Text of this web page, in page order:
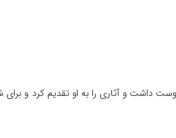
داشت و آثاری را به او تقدیم کرد و